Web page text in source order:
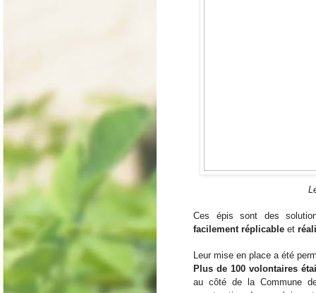
Ces épis sont des
facilement réplicable et
Plus de 100 volontaires
au côté de la Commune